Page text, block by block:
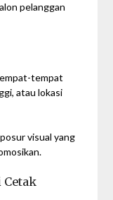
pelanggan
tempat
atau lokasi
visual yang